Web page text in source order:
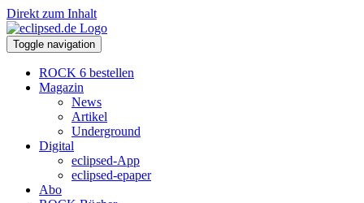
Direkt zum Inhalt
Toggle navigation
ROCK 6 bestellen
Magazin
News
Artikel
Underground
Digital
eclipsed-App
eclipsed-epaper
Abo